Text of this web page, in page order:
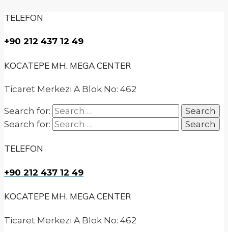
TELEFON
+90 212 437 12 49
KOCATEPE MH. MEGA CENTER
Ticaret Merkezi A Blok No: 462
Search for:
Search for:
TELEFON
+90 212 437 12 49
KOCATEPE MH. MEGA CENTER
Ticaret Merkezi A Blok No: 462